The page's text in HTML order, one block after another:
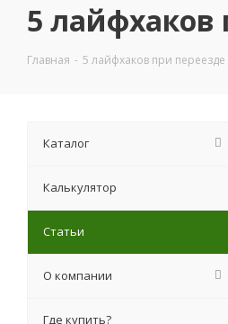
5 лайфхаков
Главная - 5 лайфхаков при
Каталог
Калькулятор
Статьи
О компании
Где купить?